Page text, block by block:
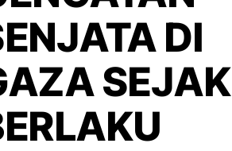
DI
SEJAK